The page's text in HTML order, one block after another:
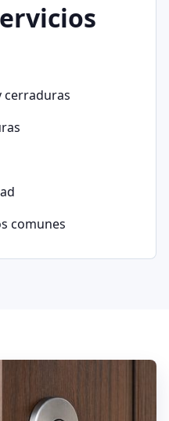
cerraduras
comunes